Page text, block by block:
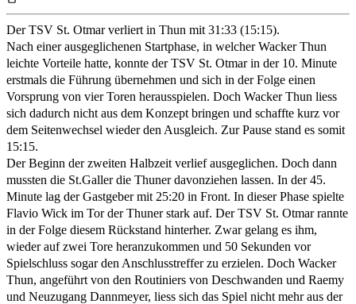
Der TSV St. Otmar verliert in Thun mit 31:33 (15:15).
Nach einer ausgeglichenen Startphase, in welcher Wacker Thun
leichte Vorteile hatte, konnte der TSV St. Otmar in der 10. Minute
erstmals die Führung übernehmen und sich in der Folge einen
Vorsprung von vier Toren herausspielen. Doch Wacker Thun liess
sich dadurch nicht aus dem Konzept bringen und schaffte kurz vor
dem Seitenwechsel wieder den Ausgleich. Zur Pause stand es somit
15:15.
Der Beginn der zweiten Halbzeit verlief ausgeglichen. Doch dann
mussten die St.Galler die Thuner davonziehen lassen. In der 45.
Minute lag der Gastgeber mit 25:20 in Front. In dieser Phase spielte
Flavio Wick im Tor der Thuner stark auf. Der TSV St. Otmar rannte
in der Folge diesem Rückstand hinterher. Zwar gelang es ihm,
wieder auf zwei Tore heranzukommen und 50 Sekunden vor
Spielschluss sogar den Anschlusstreffer zu erzielen. Doch Wacker
Thun, angeführt von den Routiniers von Deschwanden und Raemy
und Neuzugang Dannmeyer, liess sich das Spiel nicht mehr aus der